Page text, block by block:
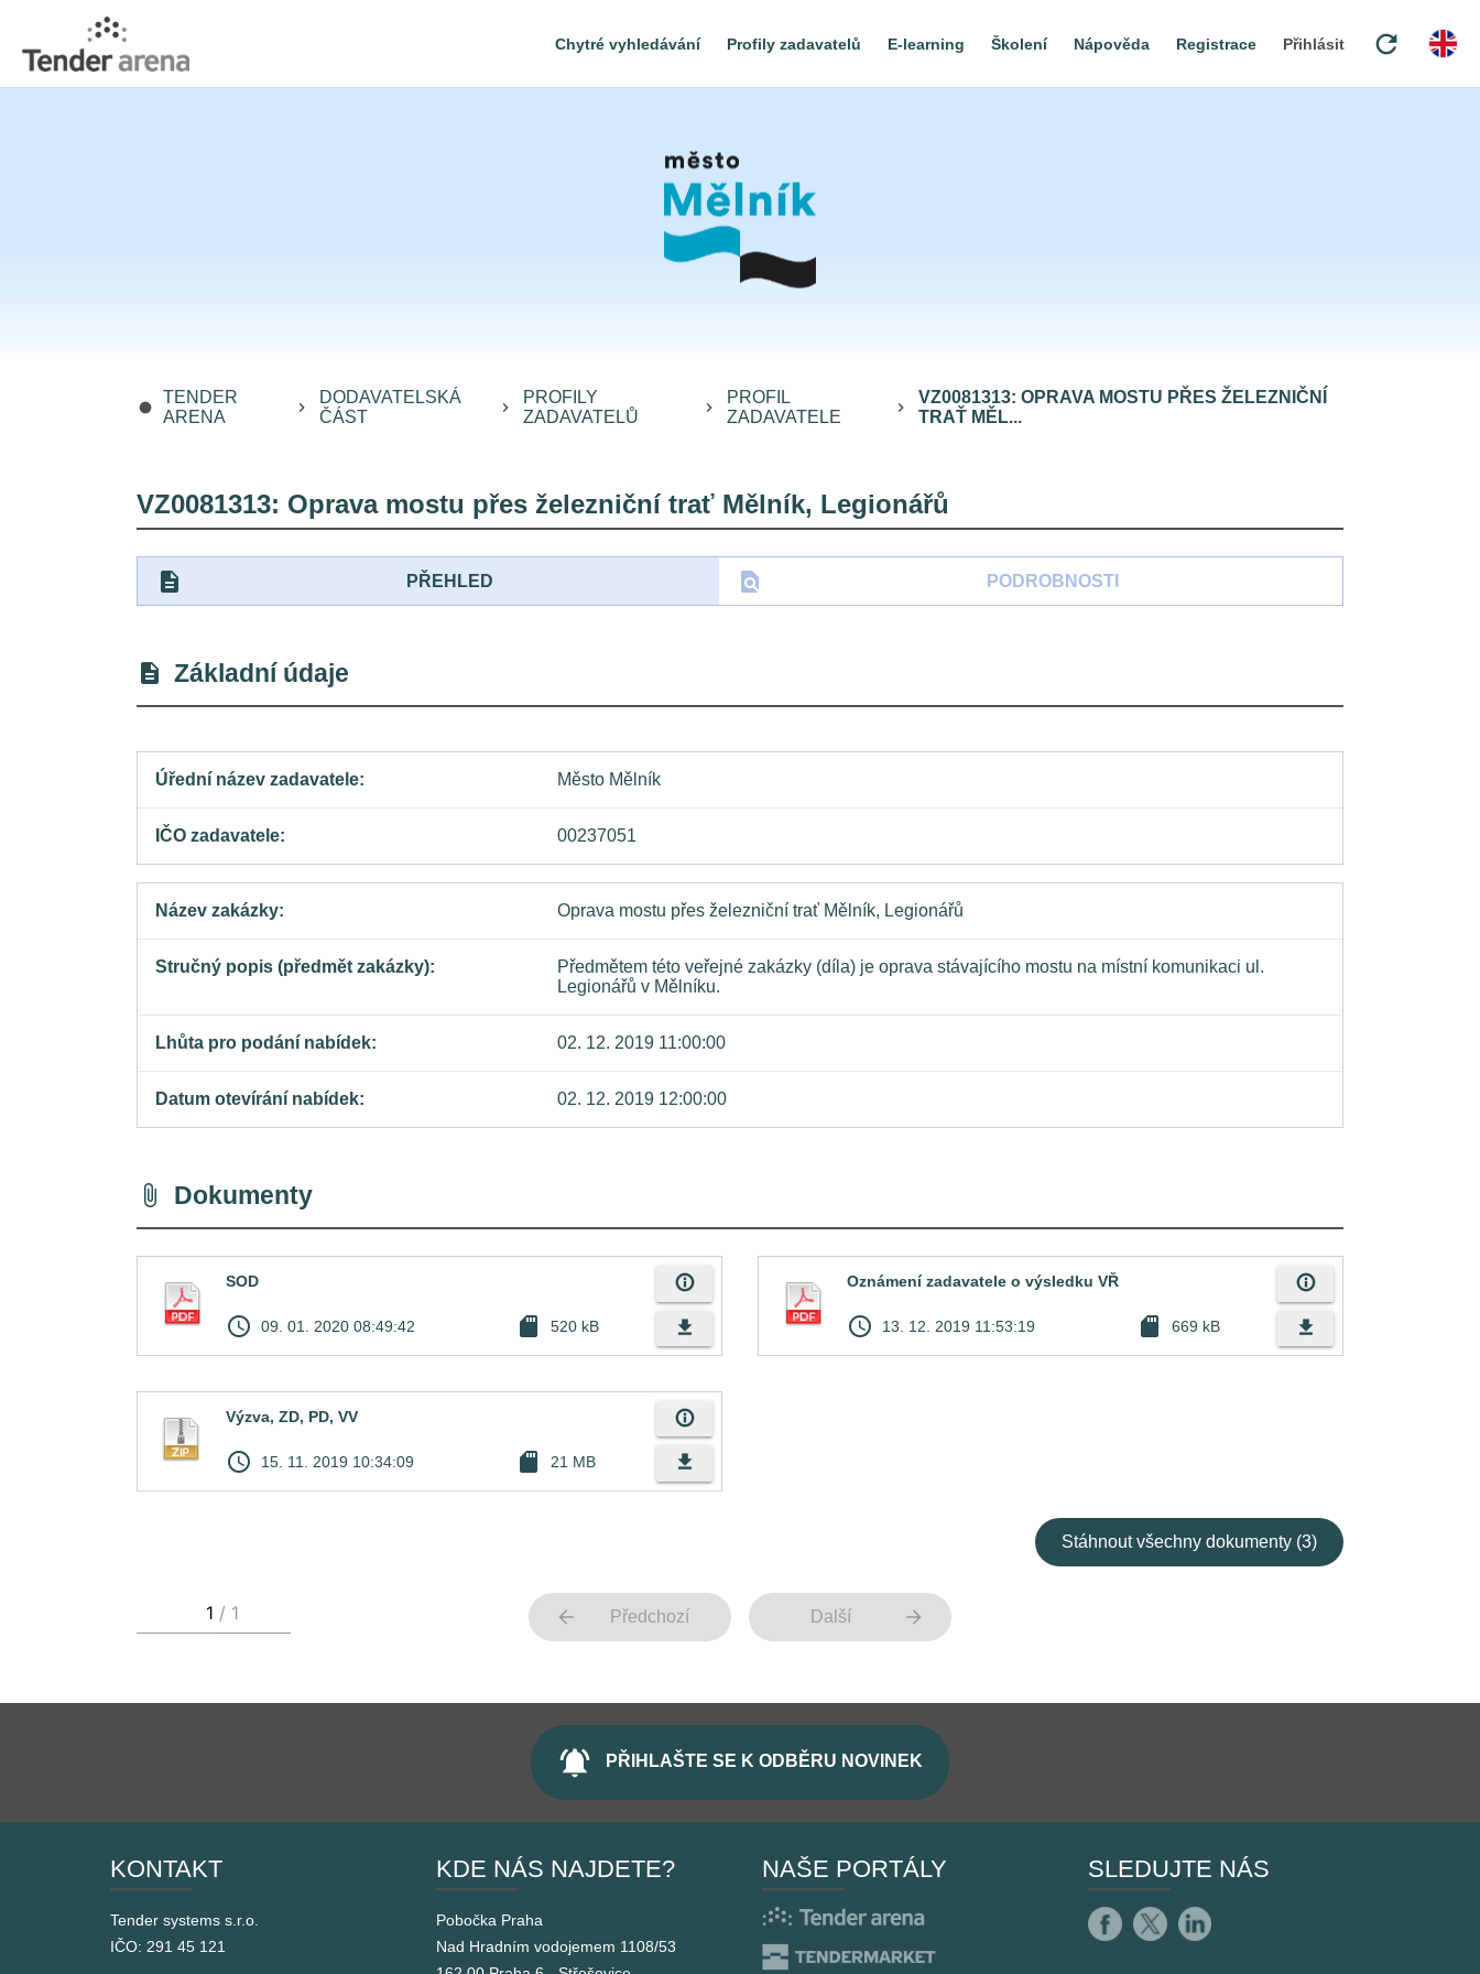
Chytré vyhledávání Profily zadavatelů E-learning Školení Nápověda Registrace Přihlásit refresh
fiber_manual_record
TENDER
ARENA
keyboard_arrow_right
DODAVATELSKÁ
ČÁST
keyboard_arrow_right
PROFILY
ZADAVATELŮ
keyboard_arrow_right
PROFIL
ZADAVATELE
keyboard_arrow_right
VZ0081313: OPRAVA MOSTU PŘES ŽELEZNIČNÍ
TRAŤ MĚL...
VZ0081313: Oprava mostu přes železniční trať Mělník, Legionářů
description PŘEHLED find_in_page PODROBNOSTI
description Základní údaje
Úřední název zadavatele Město Mělník
IČO zadavatele 00237051
Název zakázky Oprava mostu přes železniční trať Mělník, Legionářů
Stručný popis (předmět zakázky)
Předmětem této veřejné zakázky (díla) je oprava stávajícího mostu na místní komunikaci ul.
Legionářů v Mělníku.
Lhůta pro podání nabídek 02. 12. 2019 11:00:00
Datum otevírání nabídek 02. 12. 2019 12:00:00
attach_file Dokumenty
SOD
access_time 09. 01. 2020 08:49:42 sd_card 520 kB
info_outline
file_download
Oznámení zadavatele o výsledku VŘ
access_time 13. 12. 2019 11:53:19 sd_card 669 kB
info_outline
file_download
Výzva, ZD, PD, VV
access_time 15. 11. 2019 10:34:09 sd_card 21 MB
info_outline
file_download
Stáhnout všechny dokumenty (3)
arrow_back Předchozí Další arrow_forward
notifications_active PŘIHLAŠTE SE K ODBĚRU NOVINEK
KONTAKT
Tender systems s.r.o.
IČO: 291 45 121
KDE NÁS NAJDETE?
Pobočka Praha
Nad Hradním vodojemem 1108/53
NAŠE PORTÁLY SLEDUJTE NÁS